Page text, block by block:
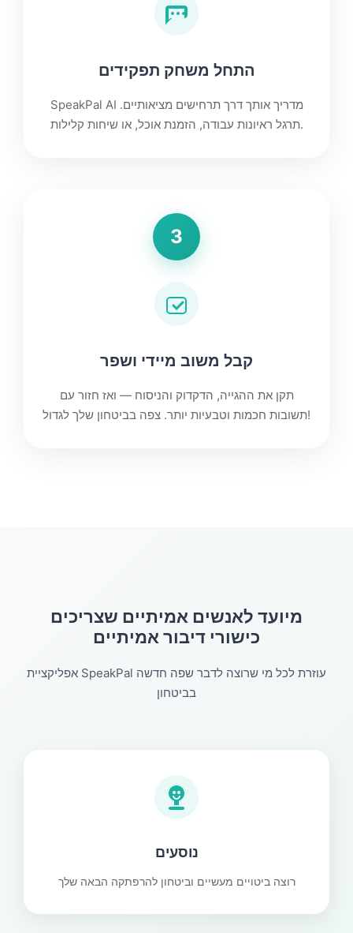
התחל משחק תפקידים
SpeakPal AI מדריך אותך דרך תרחישים מציאותיים.
תרגל ראיונות עבודה, הזמנת אוכל, או שיחות קלילות.
3
קבל משוב מיידי ושפר
תקן את ההגייה, הדקדוק והניסוח — ואז חזור עם
תשובות חכמות וטבעיות יותר. צפה בביטחון שלך לגדול!
מיועד לאנשים אמיתיים שצריכים
כישורי דיבור אמיתיים
אפליקציית SpeakPal עוזרת לכל מי שרוצה לדבר שפה חדשה
בביטחון
נוסעים
רוצה ביטויים מעשיים וביטחון להרפתקה הבאה שלך